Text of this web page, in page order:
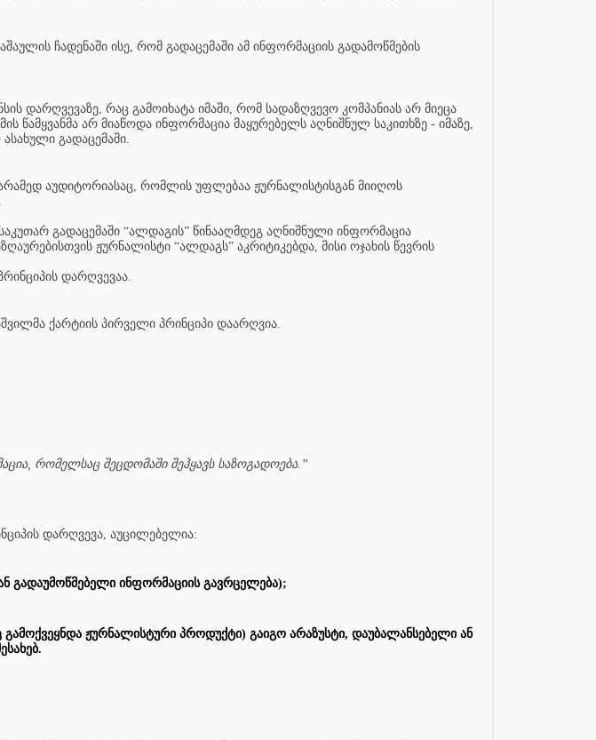
ჩადენაში ისე, რომ გადაცემაში ამ ინფორმაციის გადამოწმების
დარღვევაზე, რაც გამოიხატა იმაში, რომ სადაზღვევო კომპანიას არ მიეცა
წამყვანმა არ მიაწოდა ინფორმაცია მაყურებელს აღნიშნულ საკითხზე - იმაზე,
გადაცემაში.
აუდიტორიასაც, რომლის უფლებაა ჟურნალისტისგან მიიღოს
გადაცემაში “ალდაგის” წინააღმდეგ აღნიშნული ინფორმაცია
ჟურნალისტი “ალდაგს” აკრიტიკებდა, მისი ოჯახის წევრის
დარღვევაა.
ქარტიის პირველი პრინციპი დაარღვია.
რომელსაც შეცდომაში შეჰყავს საზოგადოება.”
დარღვევა, აუცილებელია:
გადაუმოწმებელი ინფორმაციის გავრცელება);
ჟურნალისტური პროდუქტი) გაიგო არაზუსტი, დაუბალანსებელი ან